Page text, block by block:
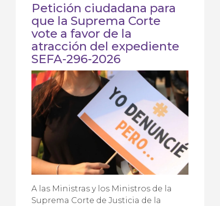
Petición ciudadana para
que la Suprema Corte
vote a favor de la
atracción del expediente
SEFA-296-2026
A las Ministras y los Ministros de la
Suprema Corte de Justicia de la